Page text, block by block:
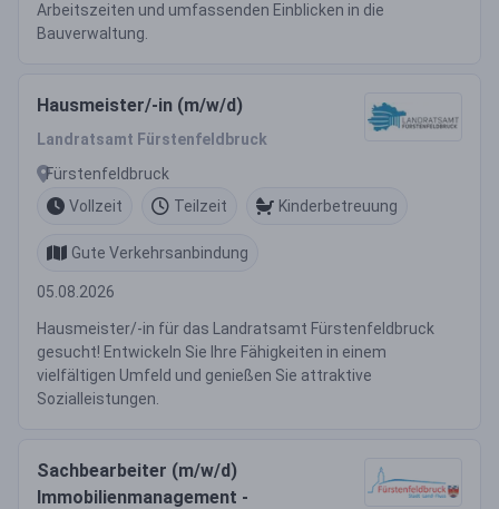
Arbeitszeiten und umfassenden Einblicken in die
Bauverwaltung.
Hausmeister/-in (m/w/d)
Landratsamt Fürstenfeldbruck
Fürstenfeldbruck
Vollzeit
Teilzeit Kinderbetreuung
Gute Verkehrsanbindung
05.08.2026
Hausmeister/-in für das Landratsamt Fürstenfeldbruck
gesucht! Entwickeln Sie Ihre Fähigkeiten in einem
vielfältigen Umfeld und genießen Sie attraktive
Sozialleistungen.
Sachbearbeiter (m/w/d)
Immobilienmanagement -